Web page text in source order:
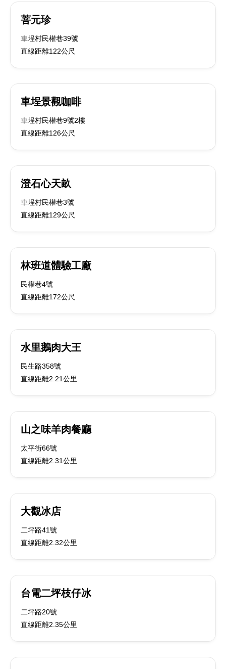
菩元珍
車埕村民權巷39號
直線距離122公尺
車埕景觀咖啡
車埕村民權巷9號2樓
直線距離126公尺
澄石心天畝
車埕村民權巷3號
直線距離129公尺
林班道體驗工廠
民權巷4號
直線距離172公尺
水里鵝肉大王
民生路358號
直線距離2.21公里
山之味羊肉餐廳
太平街66號
直線距離2.31公里
大觀冰店
二坪路41號
直線距離2.32公里
台電二坪枝仔冰
二坪路20號
直線距離2.35公里